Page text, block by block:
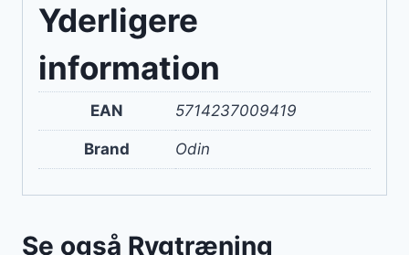
Yderligere
information
EAN 5714237009419
Brand Odin
Se også Rygtræning